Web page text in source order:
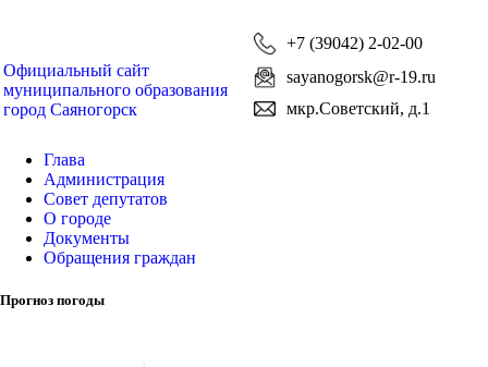
Официальный сайт
муниципального образования
город Саяногорск
+7 (39042) 2-02-00
sayanogorsk@r-19.ru
мкр.Советский, д.1
Глава
Администрация
Совет депутатов
О городе
Документы
Обращения граждан
Прогноз погоды